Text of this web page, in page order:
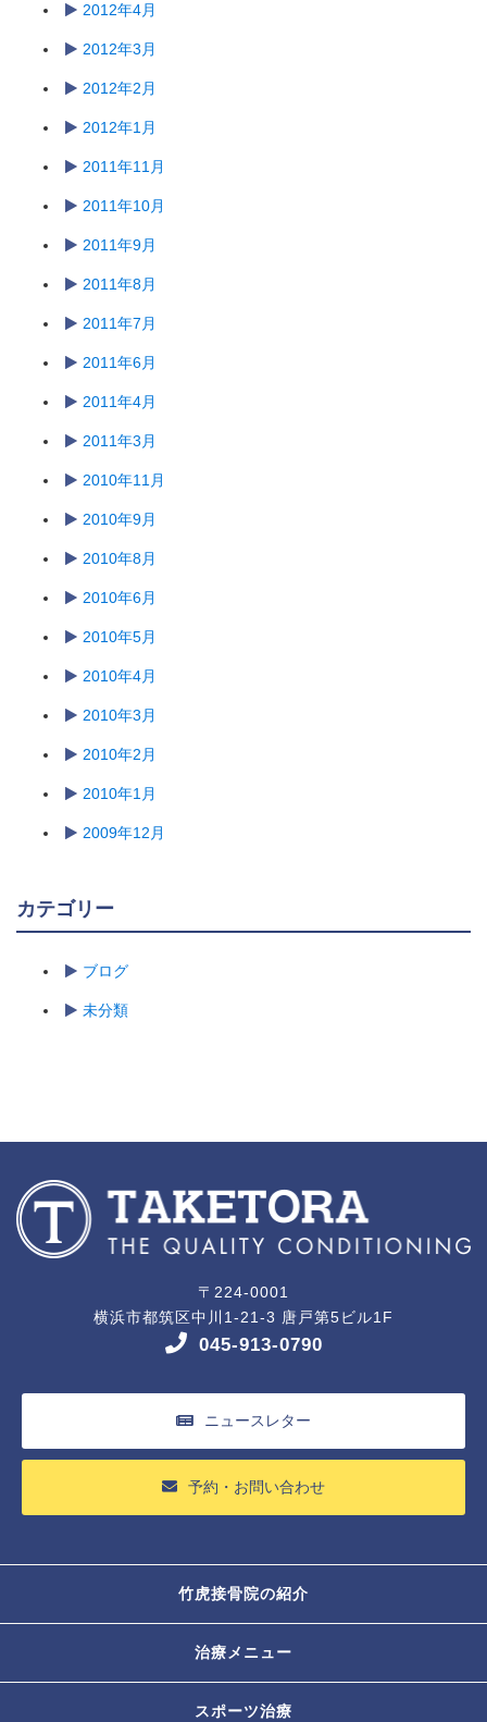
2012年4月
2012年3月
2012年2月
2012年1月
2011年11月
2011年10月
2011年9月
2011年8月
2011年7月
2011年6月
2011年4月
2011年3月
2010年11月
2010年9月
2010年8月
2010年6月
2010年5月
2010年4月
2010年3月
2010年2月
2010年1月
2009年12月
カテゴリー
ブログ
未分類
〒224-0001
横浜市都筑区中川1-21-3 唐戸第5ビル1F
045-913-0790
ニュースレター
予約・お問い合わせ
竹虎接骨院の紹介
治療メニュー
スポーツ治療